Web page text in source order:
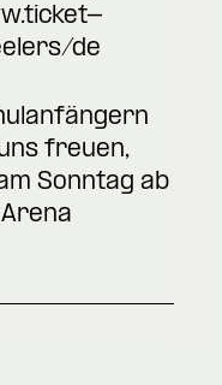
de
freuen,
Sonntag ab